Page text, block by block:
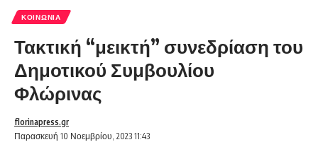
ΚΟΙΝΩΝΊΑ
Τακτική “μεικτή” συνεδρίαση του
Δημοτικού Συμβουλίου
Φλώρινας
Παρασκευή 10 Νοεμβρίου, 2023 11:43
florinapress.gr